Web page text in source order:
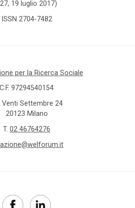
19 luglio 2017)
ISSN 2704-7482
per la Ricerca Sociale
C.F. 97294540154
Venti Settembre 24
20123 Milano
T. 02 46764276